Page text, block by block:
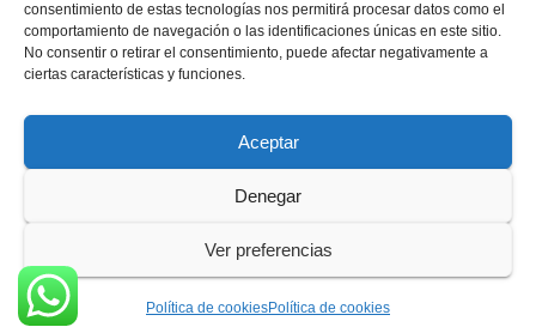
consentimiento de estas tecnologías nos permitirá procesar datos como el
comportamiento de navegación o las identificaciones únicas en este sitio.
No consentir o retirar el consentimiento, puede afectar negativamente a
ciertas características y funciones.
Aceptar
Denegar
Ver preferencias
Política de cookiesPolítica de cookies
diaadia.redaccion@gmail.com